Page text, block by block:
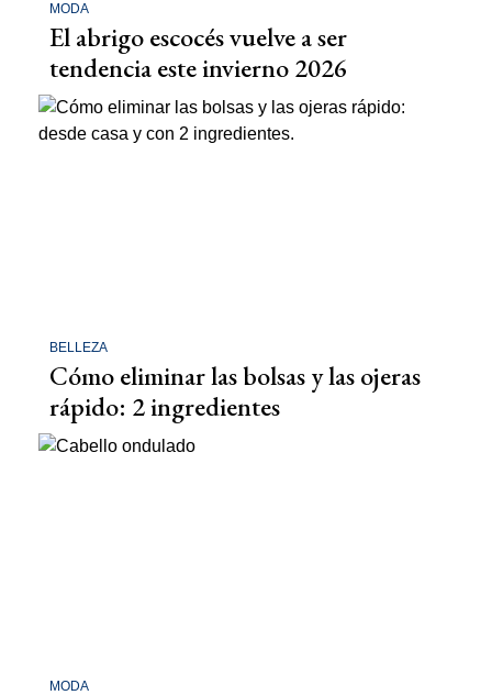
MODA
El abrigo escocés vuelve a ser
tendencia este invierno 2026
BELLEZA
Cómo eliminar las bolsas y las ojeras
rápido: 2 ingredientes
MODA